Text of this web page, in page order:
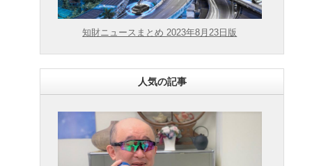
知財ニュースまとめ 2023年8月23日版
人気の記事